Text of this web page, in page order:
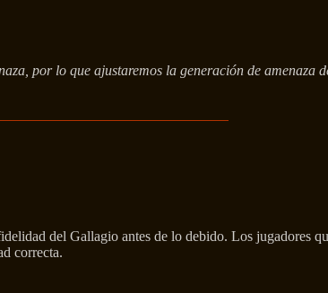
por lo que ajustaremos la generación de amenaza
del Gallagio antes de lo debido. Los jugadores
correcta.